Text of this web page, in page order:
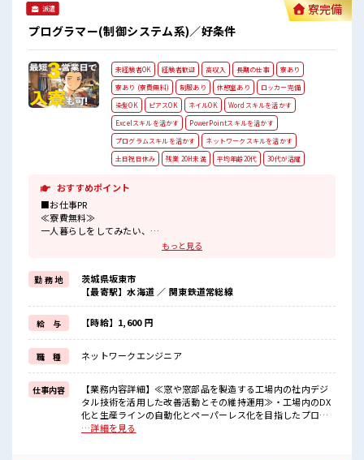
れば多少のヘアカラーもOKなのはウレシイPoint☆ 休憩室で
自分タイム！ のんびりスマホチェック♪ 持ち物が多いあなた
にもぴったり☆ ロッカー付き職場♪ #ryo
派遣
プログラマー(制御システム系)／好条件
寮完備
未経験者OK 経験者歓迎 高収入 長期の仕事
寮あり
寮あり (寮費無料)
制服あり 休憩室あり
ロッカー完備
染髪OK
ピアスOK ネイルOK
Wordスキルを活かす
Excelスキルを活かす
PowerPointスキルを活かす
プログラムスキルを活かす
ネットワークスキルを活かす
土日祝日休み
残業 20H未満 平均年齢20代 30代が活躍
おすすめポイント
■お仕事PR
≪寮費無料≫
一人暮らしをしてみたい、
地元から出て新しい場所で働いてみたい、
り」のお仕事です！
赴任地までの交通費も当社が負担(規定有)！
遠方の方もご安心して応募ください！
≪1日1時間程の残業で収入アップ≫
残業は月20時間未満で、
ほどよく稼げます♪
≪土日祝休のお仕事≫
家族や友人と一緒にプライベート満喫！
≪髪色自由で自分らしく働く≫
明るすぎたり奇抜でなければ基本的に自由！
(規定有)
■職場の雰囲気
もっと見る
勤 務 地
茨城県坂東市
【最寄駅】水海道 ／ 関東鉄道常総線
給 与 【時給】1,600 円
職 種 ネットワークエンジニア
仕事内容
【業務内容詳細】≪窓や窓部品を製造する工場内の社内デジ
タル技術を活用した改善活動とその維持運用≫・工場内のDX
化と生産ラインの自動化とペーパーレス化を目指したプログ
ラミング。・やる気がある方なら初心者でもOK！しっかり教
…詳細を見る